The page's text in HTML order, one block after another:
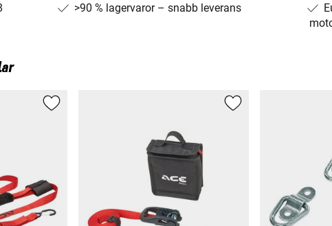
>90 % lagervaror – snabb leverans